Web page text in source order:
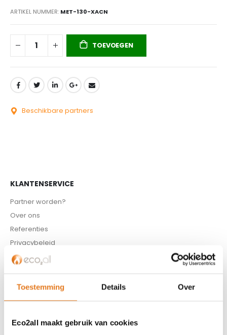
Toestemming Details Over
Eco2all maakt gebruik van cookies
ARTIKEL NUMMER MET-130-XACN
TOEVOEGEN
Beschikbare partners
KLANTENSERVICE
Partner worden?
Over ons
Referenties
Privacybeleid
Algemene voorwaarden
Partner Locator
ASSORTIMENT